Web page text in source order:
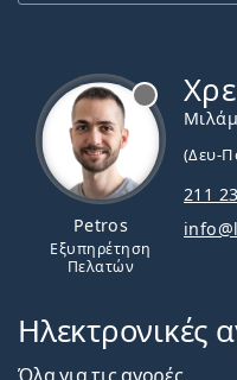
Petros
Εξυπηρέτηση
Πελατών
(Δευ-
211
Ηλεκτρονικές